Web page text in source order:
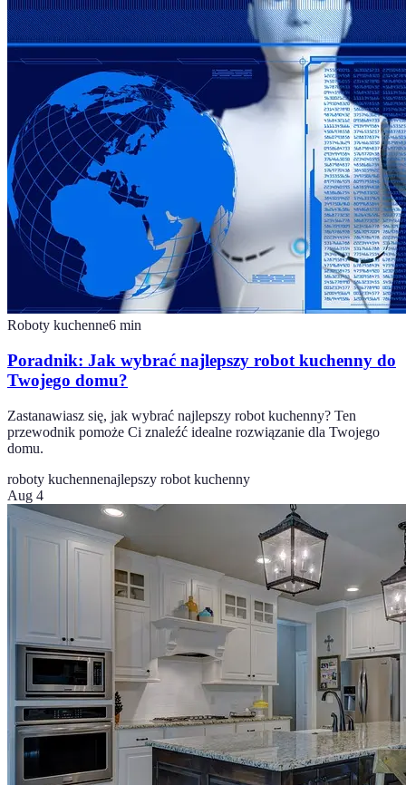
Roboty kuchenne6 min
Poradnik: Jak wybrać najlepszy robot kuchenny do
Twojego domu?
Zastanawiasz się, jak wybrać najlepszy robot kuchenny? Ten
przewodnik pomoże Ci znaleźć idealne rozwiązanie dla Twojego
domu.
roboty kuchennenajlepszy robot kuchenny
Aug 4